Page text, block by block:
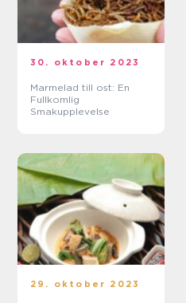
30. oktober 2023
Marmelad till ost: En
Fullkomlig
Smakupplevelse
29. oktober 2023